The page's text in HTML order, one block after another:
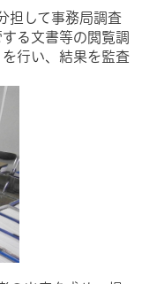
担して事務局調査
る文書等の閲覧調
行い、結果を監査